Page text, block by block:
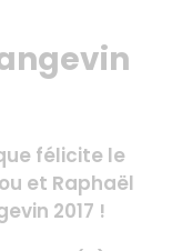
félicite le
et Raphaël
2017 !